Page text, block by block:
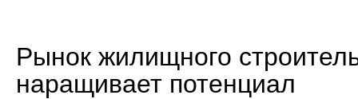
Рынок жилищного
наращивает потенциал